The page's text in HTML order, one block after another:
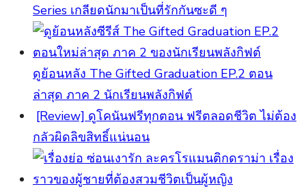
Series เกลียดนักมาเป็นที่รักกันซะดี ๆ
ดูย้อนหลัง The Gifted Graduation EP.2 ตอน
ล่าสุด ภาค 2 นักเรียนพลังกิฟต์
[Review] ดูโคนันฟรีทุกตอน ฟรีตลอดชีวิต ไม่ต้อง
กลัวผิดลิขสิทธิ์แน่นอน